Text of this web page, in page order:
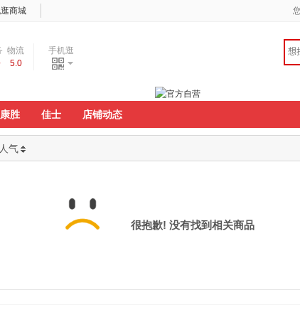
商城
物流
速度
5.0
手机逛
康胜 佳士 店铺动态
人气
很抱歉! 没有找到相关商品